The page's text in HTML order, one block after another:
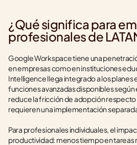
¿Qué significa para
profesionales de
Google Workspace tiene una
en empresas como en instituciones
Intelligence llega integrado a los
funciones avanzadas disponibles
reduce la fricción de adopción
requieren una implementación
Para profesionales individuales, el
productividad: menos tiempo en